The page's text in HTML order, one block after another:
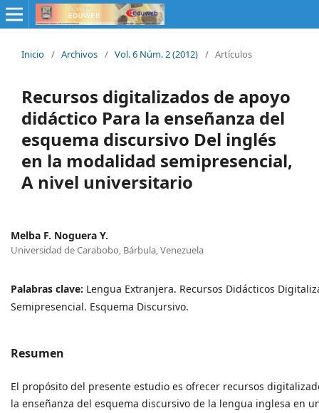
Inicio / Archivos / Vol. 6 Núm. 2 (2012) / Artículos
Recursos digitalizados de apoyo
didáctico Para la enseñanza del
esquema discursivo Del inglés
en la modalidad semipresencial,
A nivel universitario
Melba F. Noguera Y.
Universidad de Carabobo, Bárbula, Venezuela
Palabras clave: Lengua Extranjera. Recursos Didácticos
Semipresencial. Esquema Discursivo.
Resumen
El propósito del presente estudio es ofrecer recursos
la enseñanza del esquema discursivo de la lengua inglesa en